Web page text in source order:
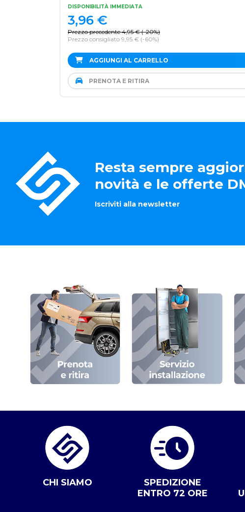
DISPONIBILITÀ IMMEDIATA
Prezzo precedente 4,95 € (-20%)
Prezzo consigliato 9,95 € (-60%)
3,96 €
AGGIUNGI AL CARRELLO
PRENOTA E RITIRA
Resta sempre
novità e le offerte
Iscriviti alla newsletter
CHI SIAMO
SPEDIZIONE
ENTRO 72 ORE